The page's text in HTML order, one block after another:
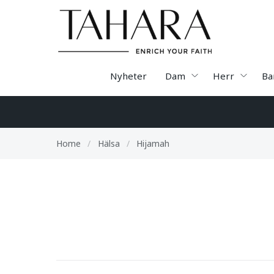
Nyheter Dam Herr
Home / Hälsa / Hijamah